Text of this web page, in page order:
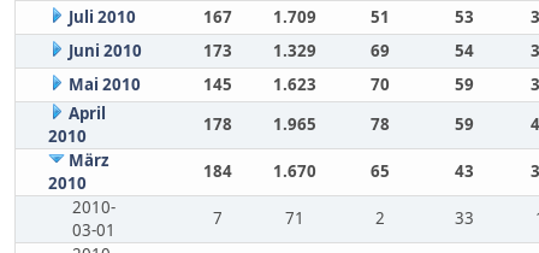
Juli 2010
167 1.709 51 53
Juni 2010
173 1.329 69 54
Mai 2010
145 1.623 70 59
April
2010
178 1.965 78 59
März
2010
184 1.670 65 43
2010-
03-01
7 71 2 33